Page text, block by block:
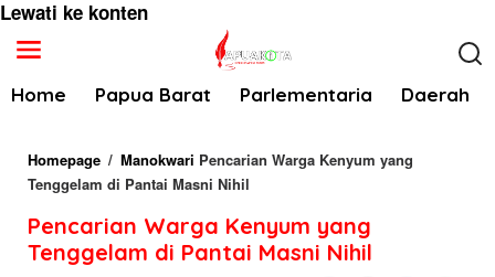
Lewati ke konten
Home Papua Barat Parlementaria Daerah
Homepage / Manokwari Pencarian Warga Kenyum yang
Tenggelam di Pantai Masni Nihil
Pencarian Warga Kenyum yang
Tenggelam di Pantai Masni Nihil